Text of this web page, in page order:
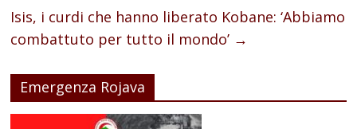
Isis, i curdi che hanno liberato Kobane: ‘Abbiamo
combattuto per tutto il mondo’ →
Emergenza Rojava